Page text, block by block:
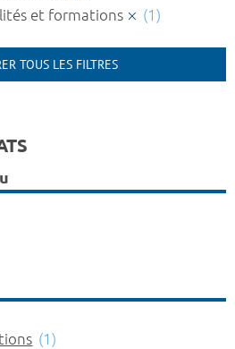
et formations
(1)
TOUS LES FILTRES
(1)